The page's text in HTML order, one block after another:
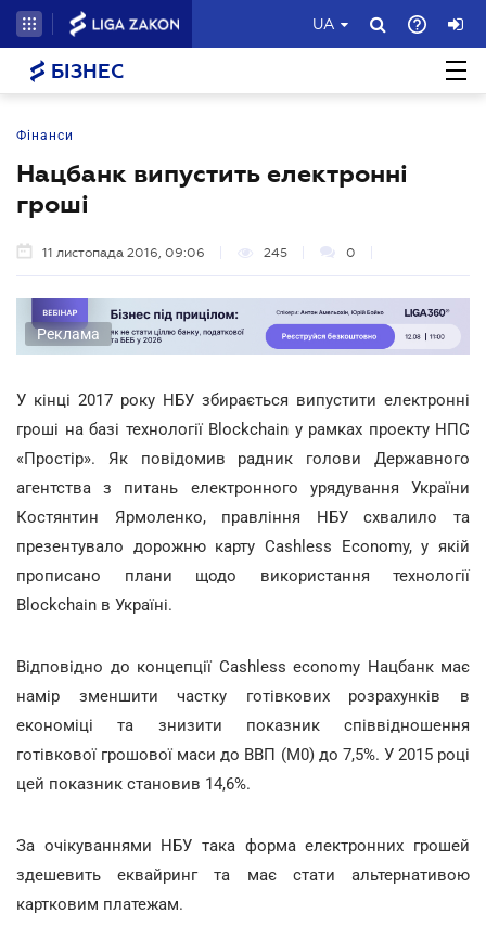
UA
БІЗНЕС
Фінанси
Нацбанк випустить електронні
гроші
11 листопада 2016, 09:06 245 0
Реклама
У кінці 2017 року НБУ збирається випустити електронні
гроші на базі технології Blockchain у рамках проекту НПС
«Простір». Як повідомив радник голови Державного
агентства з питань електронного урядування України
Костянтин Ярмоленко, правління НБУ схвалило та
презентувало дорожню карту Cashless Economy, у якій
прописано плани щодо використання технології
Blockchain в Україні.
Відповідно до концепції Cashless economy Нацбанк має
намір зменшити частку готівкових розрахунків в
економіці та знизити показник співвідношення
готівкової грошової маси до ВВП (M0) до 7,5%. У 2015 році
цей показник становив 14,6%.
За очікуваннями НБУ така форма електронних грошей
здешевить еквайринг та має стати альтернативою
картковим платежам.